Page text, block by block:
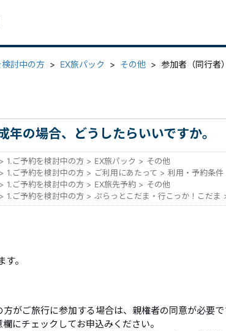
討中の方 > EX旅パック > その他 > 参加者（同行者
年の場合、どうしたらいいですか。
> 1.ご予約を検討中の方 > EX旅パック > その他
> 1.ご予約を検討中の方 > ご利用にあたって > 利用・予約条件
> 1.ご予約を検討中の方 > EX旅先予約 > その他
> 1.ご予約を検討中の方 > ぷらっとこだま・行こっか！こだま
。
方がご旅行に参加する場合は、親権者の同意が必要
にチェックしてお申込みください。